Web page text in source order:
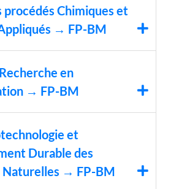
procédés Chimiques et
→ FP-BM
en
→ FP-BM
et
Durable des
Naturelles → FP-BM